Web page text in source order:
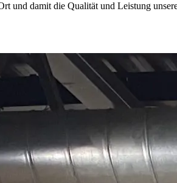
und damit die Qualität und Leistung